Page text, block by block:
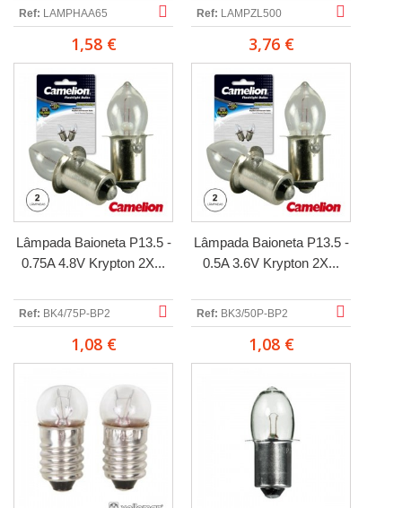
Ref: LAMPHAA65
1,58 €
Ref: LAMPZL500
3,76 €
Lâmpada Baioneta P13.5 -
0.75A 4.8V Krypton 2X...
Ref: BK4/75P-BP2
1,08 €
Lâmpada Baioneta P13.5 -
0.5A 3.6V Krypton 2X...
Ref: BK3/50P-BP2
1,08 €